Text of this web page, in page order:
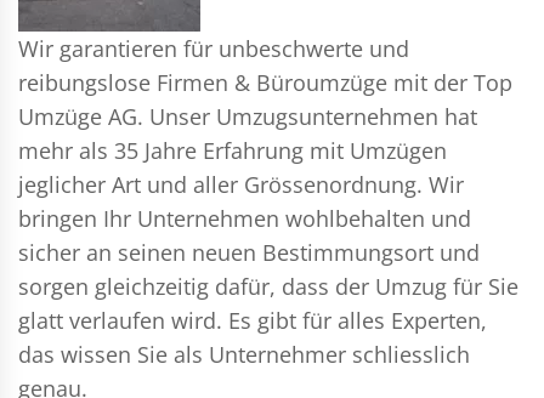
Wir garantieren für unbeschwerte und
reibungslose Firmen & Büroumzüge mit der Top
Umzüge AG. Unser Umzugsunternehmen hat
mehr als 35 Jahre Erfahrung mit Umzügen
jeglicher Art und aller Grössenordnung. Wir
bringen Ihr Unternehmen wohlbehalten und
sicher an seinen neuen Bestimmungsort und
sorgen gleichzeitig dafür, dass der Umzug für Sie
glatt verlaufen wird. Es gibt für alles Experten,
das wissen Sie als Unternehmer schliesslich
genau.